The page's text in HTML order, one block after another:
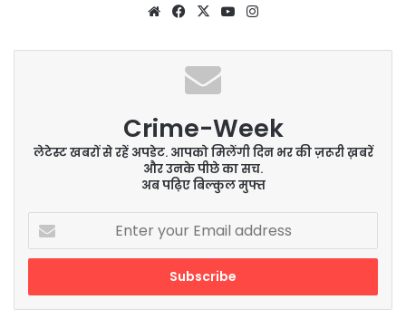
WebsiteFacebook
X YouTube
Crime-Week
लेटेस्ट खबरों से रहें अपडेट. आपको मिलेंगी दिन भर की ज़रूरी ख़बरें
और उनके पीछे का सच.
अब पढ़िए बिल्कुल मुफ्त
Enter
your
Email